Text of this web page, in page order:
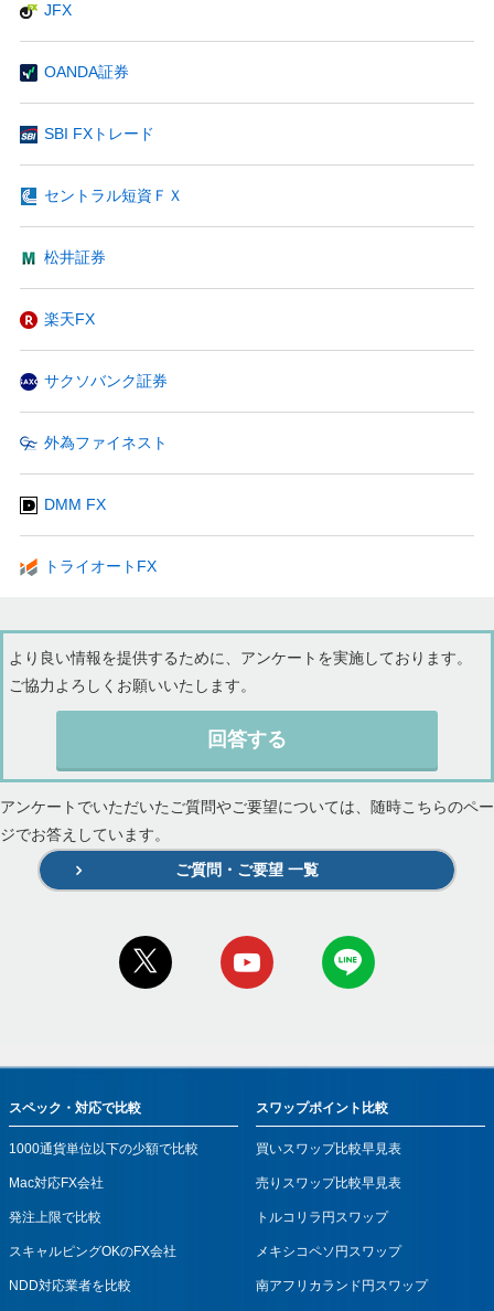
JFX
OANDA証券
SBI FXトレード
セントラル短資ＦＸ
松井証券
楽天FX
サクソバンク証券
外為ファイネスト
DMM FX
トライオートFX
より良い情報を提供するために、アンケートを実施しております。
ご協力よろしくお願いいたします。
回答する
アンケートでいただいたご質問やご要望については、随時こちらのペー
ジでお答えしています。
ご質問・ご要望 一覧
スペック・対応で比較
1000通貨単位以下の少額で比較
Mac対応FX会社
発注上限で比較
スキャルピングOKのFX会社
NDD対応業者を比較
スワップポイント比較
買いスワップ比較早見表
売りスワップ比較早見表
トルコリラ円スワップ
メキシコペソ円スワップ
南アフリカランド円スワップ